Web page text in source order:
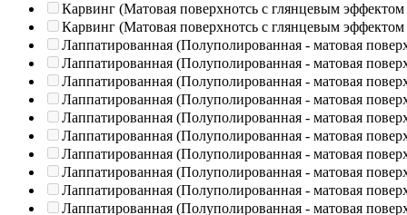
Карвинг (Матовая поверхнотсь с глянцевым эффектом
Карвинг (Матовая поверхнотсь с глянцевым эффектом
Лаппатированная (Полуполированная - матовая
Лаппатированная (Полуполированная - матовая
Лаппатированная (Полуполированная - матовая
Лаппатированная (Полуполированная - матовая
Лаппатированная (Полуполированная - матовая
Лаппатированная (Полуполированная - матовая
Лаппатированная (Полуполированная - матовая
Лаппатированная (Полуполированная - матовая
Лаппатированная (Полуполированная - матовая
Лаппатированная (Полуполированная - матовая